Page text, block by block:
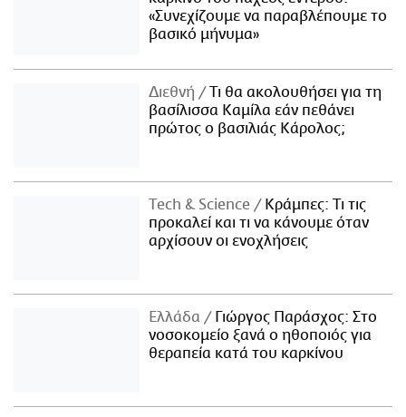
«Συνεχίζουμε να παραβλέπουμε το
βασικό μήνυμα»
Διεθνή
Τι θα ακολουθήσει για τη
βασίλισσα Καμίλα εάν πεθάνει
πρώτος ο βασιλιάς Κάρολος;
Τech & Science
Κράμπες: Τι τις
προκαλεί και τι να κάνουμε όταν
αρχίσουν οι ενοχλήσεις
Ελλάδα
Γιώργος Παράσχος: Στο
νοσοκομείο ξανά ο ηθοποιός για
θεραπεία κατά του καρκίνου